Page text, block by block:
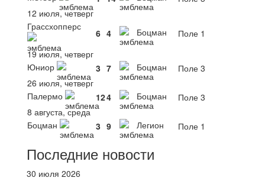
12 июля, четверг
Грассхопперс
6 4 Боцман
Поле 1
19 июля, четверг
Юниор
3 7 Боцман
Поле 3
26 июля, четверг
Палермо
124 Боцман
Поле 3
8 августа, среда
Боцман
3 9 Легион Поле 1
Последние новости
30 июля 2026